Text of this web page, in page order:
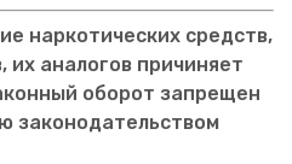
наркотических средств,
аналогов причиняет
оборот запрещен
законодательством